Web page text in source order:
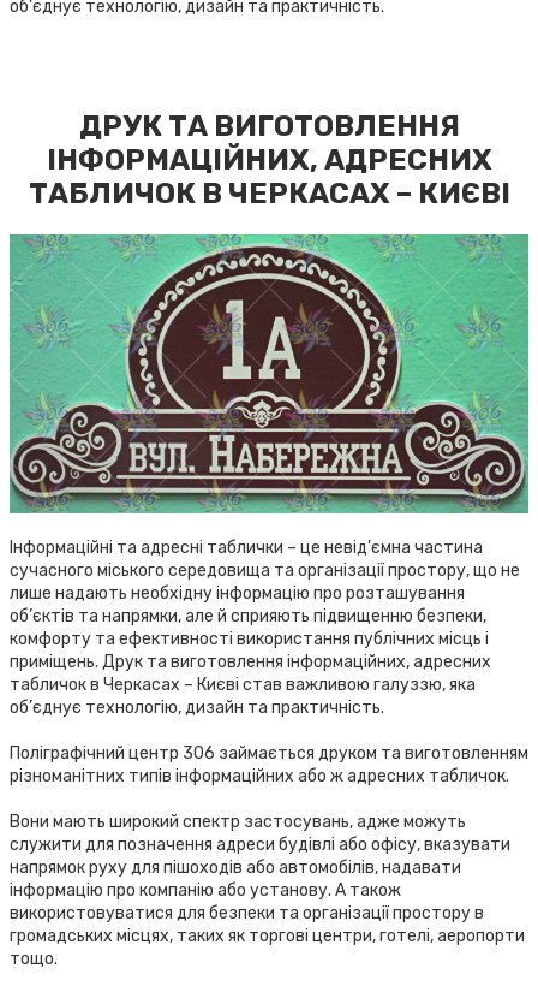
об’єднує технологію, дизайн та практичність.
ДРУК ТА ВИГОТОВЛЕННЯ
ІНФОРМАЦІЙНИХ, АДРЕСНИХ
ТАБЛИЧОК В ЧЕРКАСАХ – КИЄВІ
Інформаційні та адресні таблички – це невід’ємна частина
сучасного міського середовища та організації простору, що не
лише надають необхідну інформацію про розташування
об’єктів та напрямки, але й сприяють підвищенню безпеки,
комфорту та ефективності використання публічних місць і
приміщень. Друк та виготовлення інформаційних, адресних
табличок в Черкасах – Києві став важливою галуззю, яка
об’єднує технологію, дизайн та практичність.
Поліграфічний центр 306 займається друком та виготовленням
різноманітних типів інформаційних або ж адресних табличок.
Вони мають широкий спектр застосувань, адже можуть
служити для позначення адреси будівлі або офісу, вказувати
напрямок руху для пішоходів або автомобілів, надавати
інформацію про компанію або установу. А також
використовуватися для безпеки та організації простору в
громадських місцях, таких як торгові центри, готелі, аеропорти
тощо.